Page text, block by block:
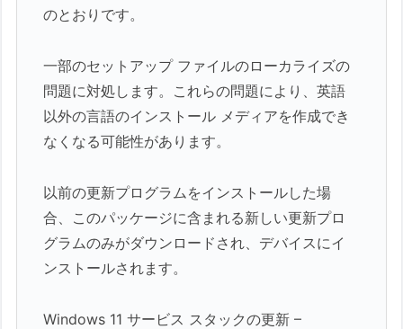
のとおりです。
一部のセットアップ ファイルのローカライズの
問題に対処します。これらの問題により、英語
以外の言語のインストール メディアを作成でき
なくなる可能性があります。
以前の更新プログラムをインストールした場
合、このパッケージに含まれる新しい更新プロ
グラムのみがダウンロードされ、デバイスにイ
ンストールされます。
Windows 11 サービス スタックの更新 –